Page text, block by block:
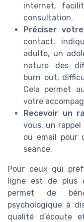
internet,
consultation.
Préciser
contact,
adulte, un
nature des
burn out,
Cela permet
votre
Recevoir un
vous, un rappel
ou email pour
seance.
Pour ceux qui
ligne est de plus
permet de
psychologique à
qualité d’écoute